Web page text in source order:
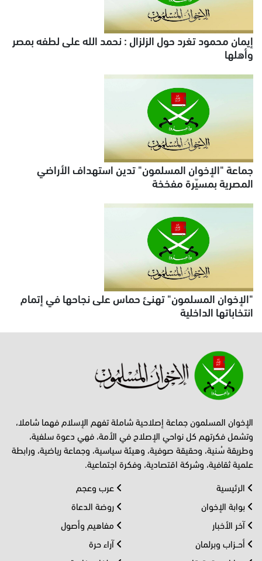
إيمان محمود تغرد حول الزلزال : نحمد الله على لطفه بمصر
وأهلها
جماعة "الإخوان المسلمون" تدين استهداف الأراضي
المصرية بمسيّرة مفخخة
"الإخوان المسلمون" تهنئ حماس على نجاحها في إتمام
انتخاباتها الداخلية
الإخوان المسلمون جماعة إصلاحية شاملة تفهم الإسلام فهما شاملا،
وتشمل فكرتهم كل نواحي الإصلاح في الأمة، فهي دعوة سلفية،
وطريقة سُنية، وحقيقة صوفية، وهيئة سياسية، وجماعة رياضية، ورابطة
علمية ثقافية، وشركة اقتصادية، وفكرة اجتماعية.
الرئيسية
بوابة الإخوان
آخر الأخبار
أحــزاب وبرلمان
عرب وعجم
روضة الدعاة
مفاهيم وأصول
آراء حرة